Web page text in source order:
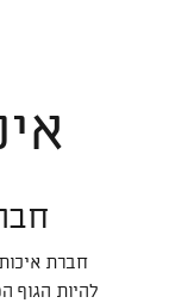
חברת
להיות הגוף